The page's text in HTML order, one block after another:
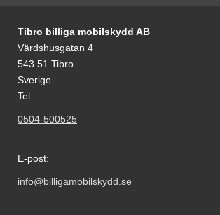
Sidfot Blandad info och länkar
Tibro billiga mobilskydd AB
Värdshusgatan 4
543 51 Tibro
Sverige
Tel:
0504-500525
E-post:
info@billigamobilskydd.se